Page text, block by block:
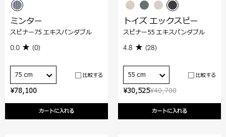
¥78,100
カートに入れる
ミンター
スピナー75 エキスパンダブル
0.0 (0)
75 cm 比較する
¥40,700
¥30,525
カートに入れる
トイズ エックスピー
スピナー55 エキスパンダブル
4.8 (28)
55 cm 比較する